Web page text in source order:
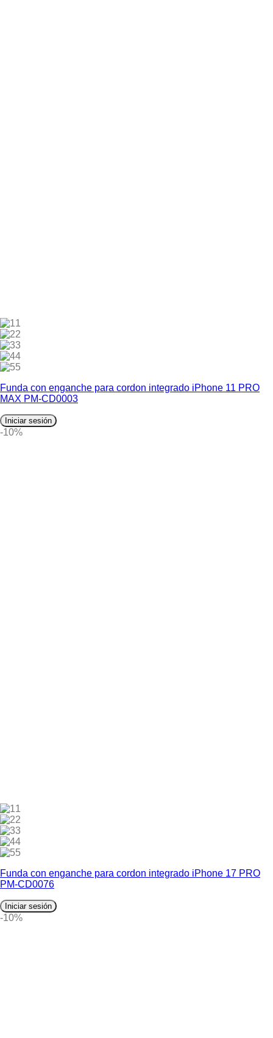
1
2
3
4
5
Funda con enganche para cordon integrado iPhone 11 PRO
MAX PM-CD0003
Iniciar sesión
-10%
1
2
3
4
5
Funda con enganche para cordon integrado iPhone 17 PRO
PM-CD0076
Iniciar sesión
-10%